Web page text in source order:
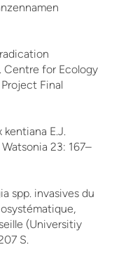
Centre for Ecology
Final
E.J.
23: 167–
spp. invasives du
(Universitiy
S.